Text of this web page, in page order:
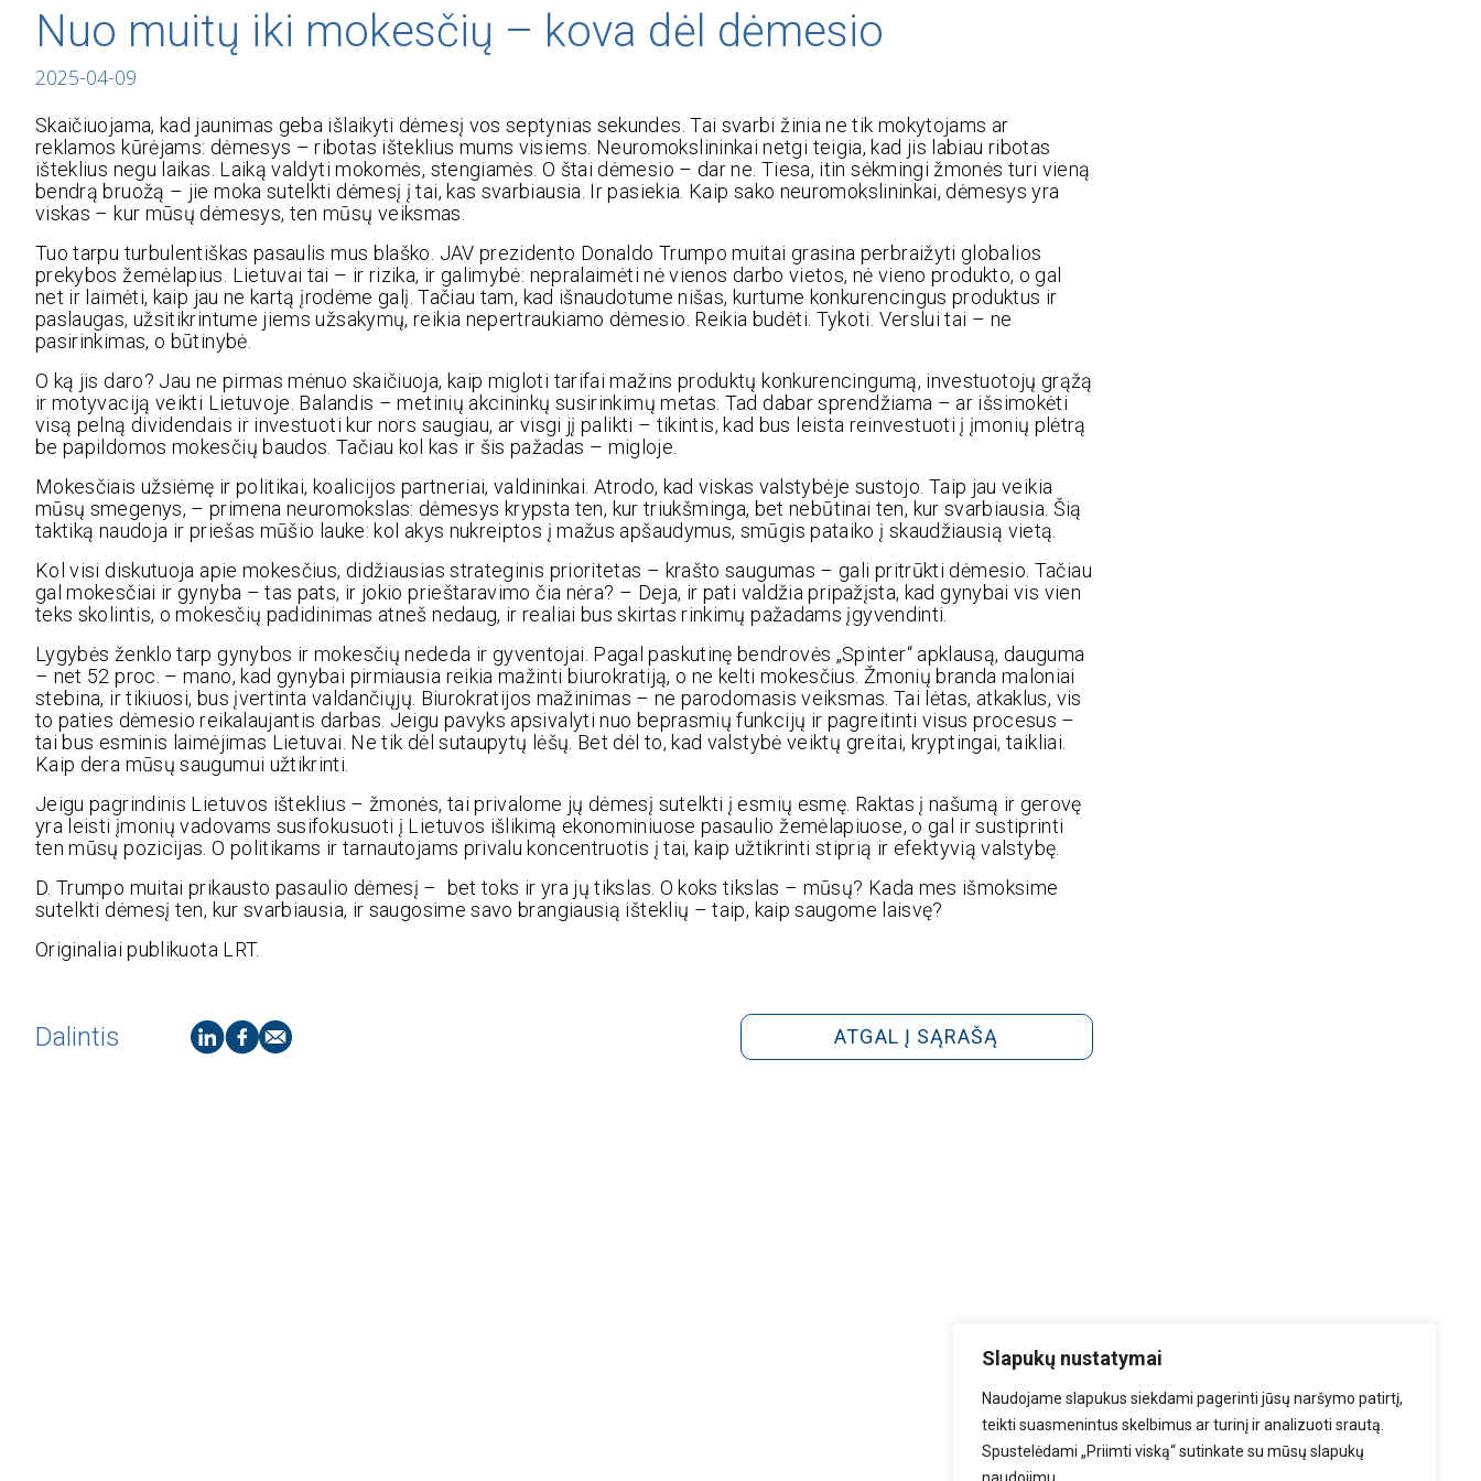
Slapukų nustatymai
Naudojame slapukus siekdami pagerinti jūsų naršymo patirtį,
teikti suasmenintus skelbimus ar turinį ir analizuoti srautą.
Spustelėdami „Priimti viską“ sutinkate su mūsų slapukų
Nuo muitų iki mokesčių – kova dėl dėmesio
2025-04-09
Skaičiuojama, kad jaunimas geba išlaikyti dėmesį vos septynias sekundes. Tai svarbi žinia ne tik mokytojams ar
reklamos kūrėjams: dėmesys – ribotas išteklius mums visiems. Neuromokslininkai netgi teigia, kad jis labiau ribotas
išteklius negu laikas. Laiką valdyti mokomės, stengiamės. O štai dėmesio – dar ne. Tiesa, itin sėkmingi žmonės turi vieną
bendrą bruožą – jie moka sutelkti dėmesį į tai, kas svarbiausia. Ir pasiekia. Kaip sako neuromokslininkai, dėmesys yra
viskas – kur mūsų dėmesys, ten mūsų veiksmas.
Tuo tarpu turbulentiškas pasaulis mus blaško. JAV prezidento Donaldo Trumpo muitai grasina perbraižyti globalios
prekybos žemėlapius. Lietuvai tai – ir rizika, ir galimybė: nepralaimėti nė vienos darbo vietos, nė vieno produkto, o gal
net ir laimėti, kaip jau ne kartą įrodėme galį. Tačiau tam, kad išnaudotume nišas, kurtume konkurencingus produktus ir
paslaugas, užsitikrintume jiems užsakymų, reikia nepertraukiamo dėmesio. Reikia budėti. Tykoti. Verslui tai – ne
pasirinkimas, o būtinybė.
O ką jis daro? Jau ne pirmas mėnuo skaičiuoja, kaip migloti tarifai mažins produktų konkurencingumą, investuotojų grąžą
ir motyvaciją veikti Lietuvoje. Balandis – metinių akcininkų susirinkimų metas. Tad dabar sprendžiama – ar išsimokėti
visą pelną dividendais ir investuoti kur nors saugiau, ar visgi jį palikti – tikintis, kad bus leista reinvestuoti į įmonių plėtrą
be papildomos mokesčių baudos. Tačiau kol kas ir šis pažadas – migloje.
Mokesčiais užsiėmę ir politikai, koalicijos partneriai, valdininkai. Atrodo, kad viskas valstybėje sustojo. Taip jau veikia
mūsų smegenys, – primena neuromokslas: dėmesys krypsta ten, kur triukšminga, bet nebūtinai ten, kur svarbiausia. Šią
taktiką naudoja ir priešas mūšio lauke: kol akys nukreiptos į mažus apšaudymus, smūgis pataiko į skaudžiausią vietą.
Kol visi diskutuoja apie mokesčius, didžiausias strateginis prioritetas – krašto saugumas – gali pritrūkti dėmesio. Tačiau
gal mokesčiai ir gynyba – tas pats, ir jokio prieštaravimo čia nėra? – Deja, ir pati valdžia pripažįsta, kad gynybai vis vien
teks skolintis, o mokesčių padidinimas atneš nedaug, ir realiai bus skirtas rinkimų pažadams įgyvendinti.
Lygybės ženklo tarp gynybos ir mokesčių nededa ir gyventojai. Pagal paskutinę bendrovės „Spinter“ apklausą, dauguma
– net 52 proc. – mano, kad gynybai pirmiausia reikia mažinti biurokratiją, o ne kelti mokesčius. Žmonių branda maloniai
stebina, ir tikiuosi, bus įvertinta valdančiųjų. Biurokratijos mažinimas – ne parodomasis veiksmas. Tai lėtas, atkaklus, vis
to paties dėmesio reikalaujantis darbas. Jeigu pavyks apsivalyti nuo beprasmių funkcijų ir pagreitinti visus procesus –
tai bus esminis laimėjimas Lietuvai. Ne tik dėl sutaupytų lėšų. Bet dėl to, kad valstybė veiktų greitai, kryptingai, taikliai.
Kaip dera mūsų saugumui užtikrinti.
Jeigu pagrindinis Lietuvos išteklius – žmonės, tai privalome jų dėmesį sutelkti į esmių esmę. Raktas į našumą ir gerovę
yra leisti įmonių vadovams susifokusuoti į Lietuvos išlikimą ekonominiuose pasaulio žemėlapiuose, o gal ir sustiprinti
ten mūsų pozicijas. O politikams ir tarnautojams privalu koncentruotis į tai, kaip užtikrinti stiprią ir efektyvią valstybę.
D. Trumpo muitai prikausto pasaulio dėmesį – bet toks ir yra jų tikslas. O koks tikslas – mūsų? Kada mes išmoksime
sutelkti dėmesį ten, kur svarbiausia, ir saugosime savo brangiausią išteklių – taip, kaip saugome laisvę?
Originaliai publikuota LRT.
Dalintis ATGAL Į SĄRAŠĄ